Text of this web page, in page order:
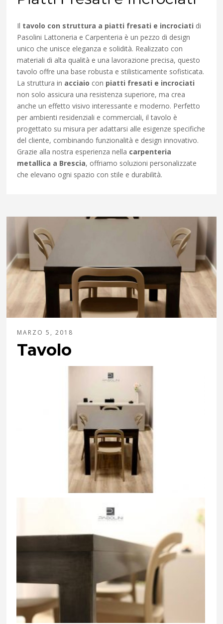
Il tavolo con struttura a piatti fresati e incrociati di
Pasolini Lattoneria e Carpenteria è un pezzo di design
unico che unisce eleganza e solidità. Realizzato con
materiali di alta qualità e una lavorazione precisa, questo
tavolo offre una base robusta e stilisticamente sofisticata.
La struttura in acciaio con piatti fresati e incrociati
non solo assicura una resistenza superiore, ma crea
anche un effetto visivo interessante e moderno. Perfetto
per ambienti residenziali e commerciali, il tavolo è
progettato su misura per adattarsi alle esigenze specifiche
del cliente, combinando funzionalità e design innovativo.
Grazie alla nostra esperienza nella carpenteria
metallica a Brescia, offriamo soluzioni personalizzate
che elevano ogni spazio con stile e durabilità.
MARZO 5, 2018
Tavolo